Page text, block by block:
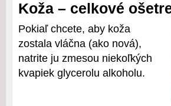
Koža – celkové
Pokiaľ chcete, aby koža
zostala vláčna (ako nová),
natrite ju zmesou niekoľkých
kvapiek glycerolu alkoholu.